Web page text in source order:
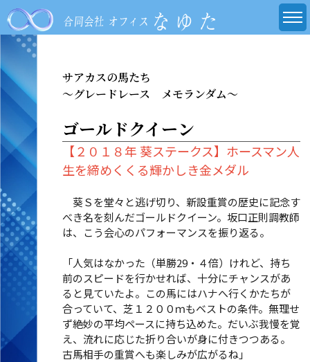
サアカスの馬たち
～グレードレース メモランダム～
ゴールドクイーン
【２０１８年 葵ステークス】ホースマン人
生を締めくくる輝かしき金メダル
葵Ｓを堂々と逃げ切り、新設重賞の歴史に記念す
べき名を刻んだゴールドクイーン。坂口正則調教師
は、こう会心のパフォーマンスを振り返る。
「人気はなかった（単勝29・４倍）けれど、持ち
前のスピードを行かせれば、十分にチャンスがあ
ると見ていたよ。この馬にはハナへ行くかたちが
合っていて、芝１２００ｍもベストの条件。無理せ
ず絶妙の平均ペースに持ち込めた。だいぶ我慢を覚
え、流れに応じた折り合いが身に付きつつある。
古馬相手の重賞へも楽しみが広がるね」